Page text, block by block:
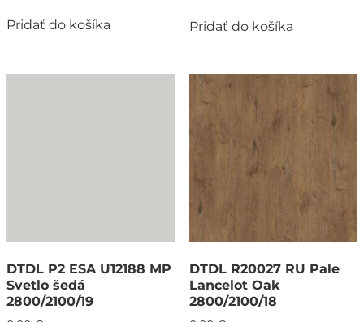
Pridať do košíka Pridať do košíka
DTDL P2 ESA U12188 MP
Svetlo šedá
2800/2100/19
DTDL R20027 RU Pale
Lancelot Oak
2800/2100/18